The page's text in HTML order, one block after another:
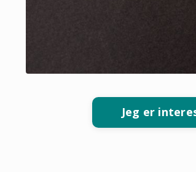
Jeg er